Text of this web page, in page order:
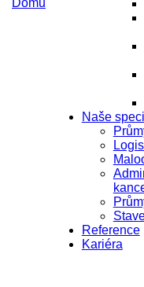
Naše
Reference
Kariéra